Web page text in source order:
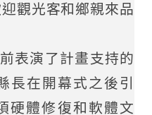
觀光客和鄉親來品
表演了計畫支持的
長在開幕式之後引
硬體修復和軟體文